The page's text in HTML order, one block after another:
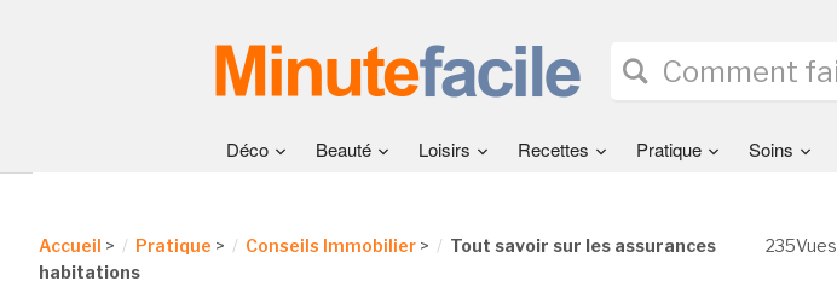
Déco Beauté Loisirs Recettes Pratique Soins
235Vues
Accueil > Pratique > Conseils Immobilier>
Tout savoir sur les assurances
habitations